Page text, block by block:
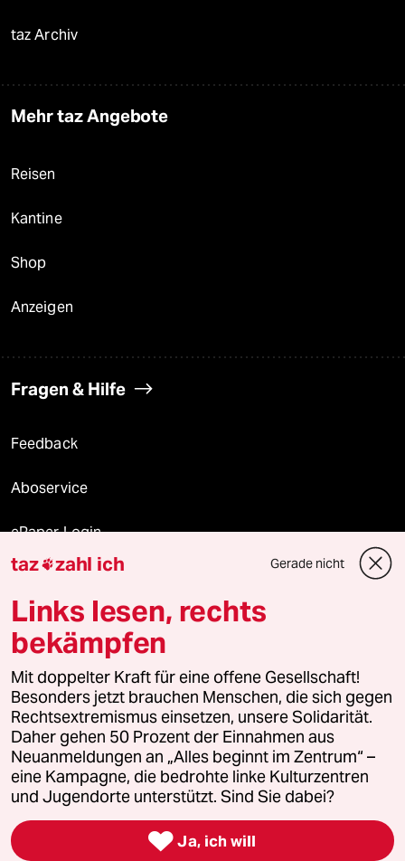
taz Archiv
Mehr taz Angebote
Reisen
Kantine
Shop
Anzeigen
Fragen & Hilfe
Feedback
Aboservice
ePaper Login
Downloads für Abonnierende
© 2026 taz Verlags und Vertriebs GmbH
Alle Rechte vorbehalten. Bei rechtlichen Fragen oder für Genehmigungen
wenden Sie sich bitte an
lizenzen@taz.de
Feedback Redaktionsstatut Kommune-Richtlinien
Leitlinie Informant Datenschutz Impressum AGB
Seitenwende Einwilligungen widerrufen (Ads)
taz zahl ich Gerade nicht
Links lesen, rechts
bekämpfen
Mit doppelter Kraft für eine offene Gesellschaft!
Besonders jetzt brauchen Menschen, die sich gegen
Rechtsextremismus einsetzen, unsere Solidarität.
Daher gehen 50 Prozent der Einnahmen aus
Neuanmeldungen an „Alles beginnt im Zentrum“ –
eine Kampagne, die bedrohte linke Kulturzentren
und Jugendorte unterstützt. Sind Sie dabei?
 Ja, ich will